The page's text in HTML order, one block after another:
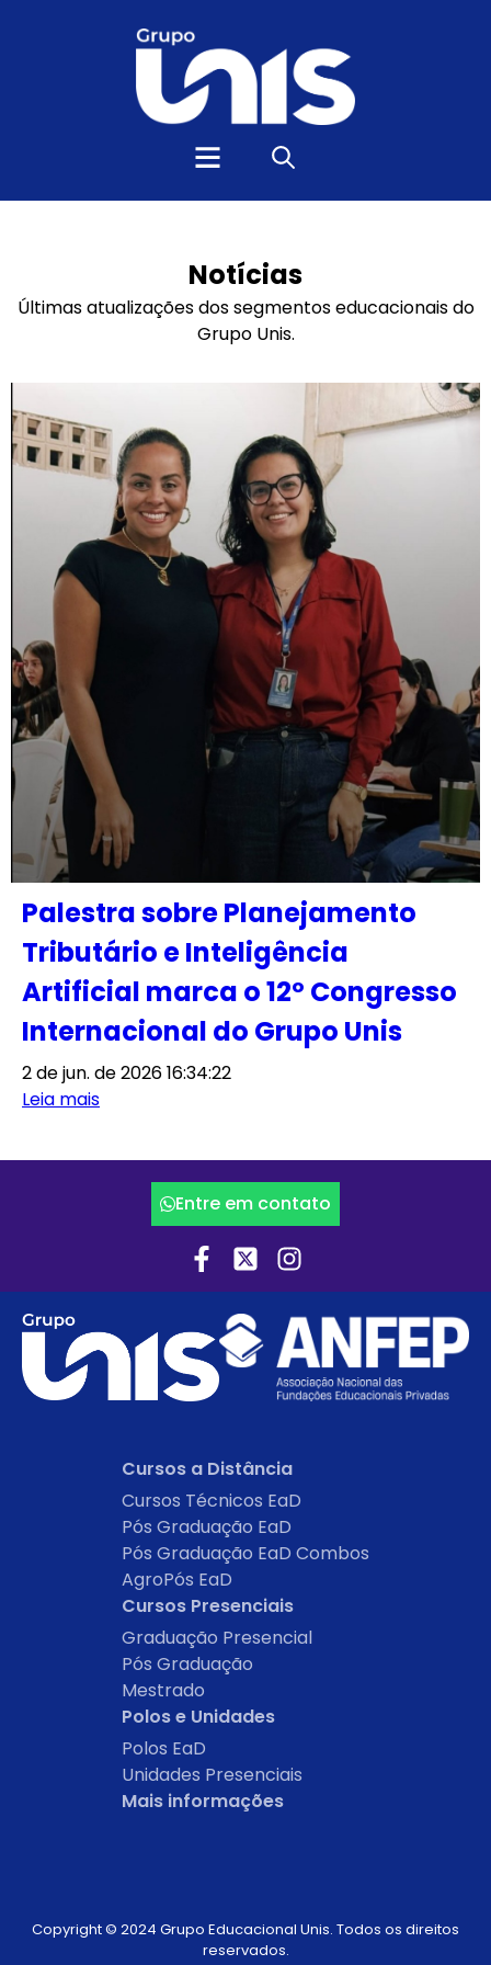
Notícias
Últimas atualizações dos segmentos educacionais do
Grupo Unis.
Palestra sobre Planejamento
Tributário e Inteligência
Artificial marca o 12º Congresso
Internacional do Grupo Unis
2 de jun. de 2026 16:34:22
Leia mais
Entre em contato
Cursos a Distância
Cursos Técnicos EaD
Pós Graduação EaD
Pós Graduação EaD Combos
AgroPós EaD
Cursos Presenciais
Graduação Presencial
Pós Graduação
Mestrado
Polos e Unidades
Polos EaD
Unidades Presenciais
Mais informações
Copyright © 2024 Grupo Educacional Unis. Todos os direitos
reservados.